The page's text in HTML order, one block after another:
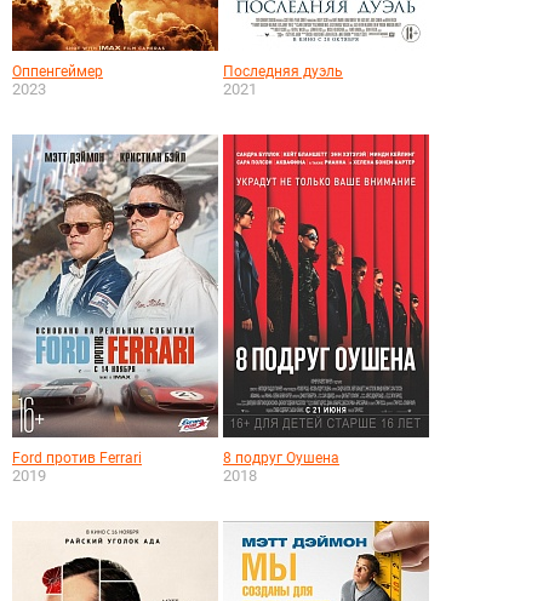
Оппенгеймер
2023
Последняя дуэль
2021
Ford против Ferrari
2019
8 подруг Оушена
2018